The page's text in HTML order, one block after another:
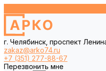
г. Челябинск, проспект
zakaz@arko74.ru
+7 (351) 277-88-67
Перезвонить мне